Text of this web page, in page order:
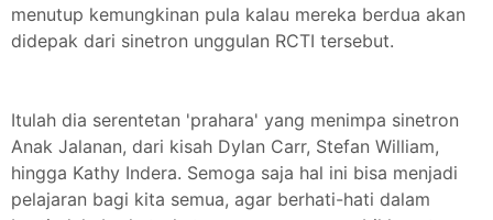
menutup kemungkinan pula kalau mereka berdua akan
didepak dari sinetron unggulan RCTI tersebut.
Itulah dia serentetan 'prahara' yang menimpa sinetron
Anak Jalanan, dari kisah Dylan Carr, Stefan William,
hingga Kathy Indera. Semoga saja hal ini bisa menjadi
pelajaran bagi kita semua, agar berhati-hati dalam